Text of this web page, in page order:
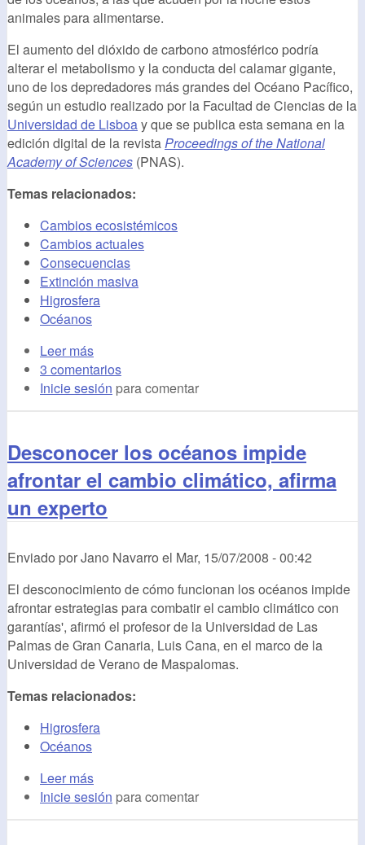
animales para alimentarse.
El aumento del dióxido de carbono atmosférico podría
alterar el metabolismo y la conducta del calamar gigante,
uno de los depredadores más grandes del Océano Pacífico,
según un estudio realizado por la Facultad de Ciencias de la
Universidad de Lisboay que se publica esta semana en la
edición digital de la revistaProceedings of the National
Academy of Sciences (PNAS).
Temas relacionados:
Cambios ecosistémicos
Cambios actuales
Consecuencias
Extinción masiva
Higrosfera
Océanos
Leer más
3 comentarios
Inicie sesión para comentar
Desconocer los océanos impide
afrontar el cambio climático, afirma
un experto
Enviado porJano Navarro el Mar, 15/07/2008 - 00:42
El desconocimiento de cómo funcionan los océanos impide
afrontar estrategias para combatir el cambio climático con
garantías', afirmó el profesor de la Universidad de Las
Palmas de Gran Canaria, Luis Cana, en el marco de la
Universidad de Verano de Maspalomas.
Temas relacionados:
Higrosfera
Océanos
Leer más
Inicie sesión para comentar